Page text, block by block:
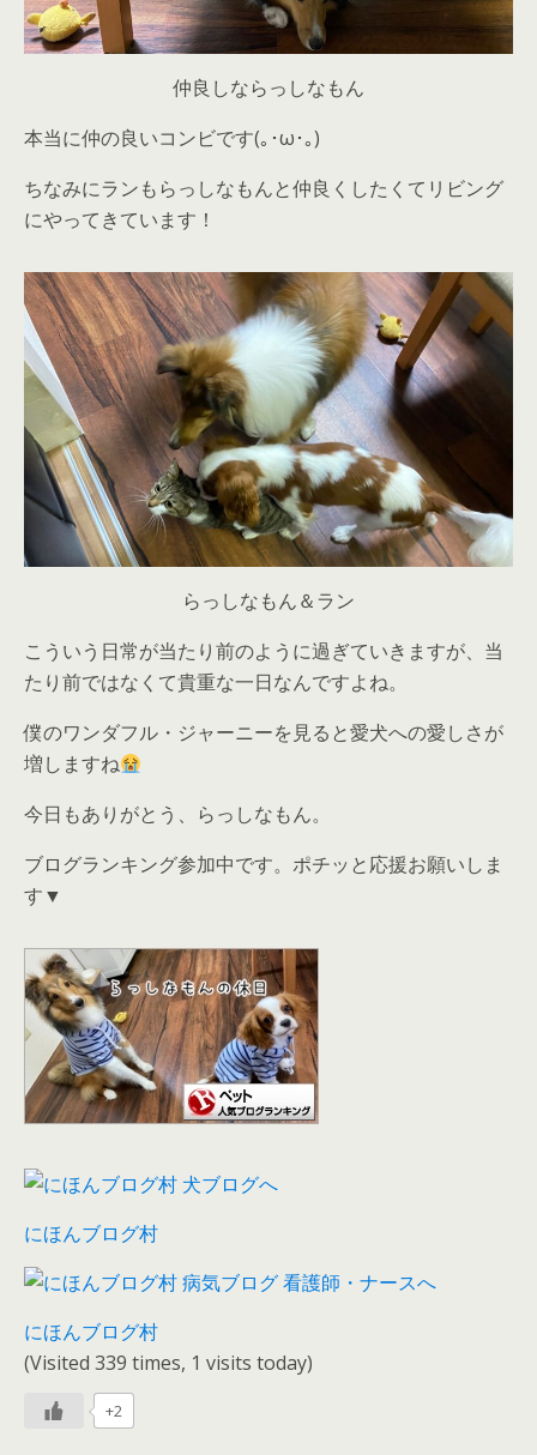
仲良しならっしなもん
本当に仲の良いコンビです(｡･ω･｡)
ちなみにランもらっしなもんと仲良くしたくてリビング
にやってきています！
らっしなもん＆ラン
こういう日常が当たり前のように過ぎていきますが、当
たり前ではなくて貴重な一日なんですよね。
僕のワンダフル・ジャーニーを見ると愛犬への愛しさが
増しますね
今日もありがとう、らっしなもん。
ブログランキング参加中です。ポチッと応援お願いしま
す▼
にほんブログ村
にほんブログ村
(Visited 339 times, 1 visits today)
+2